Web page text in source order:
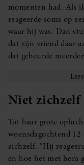
momenten had. Als
reageerde soms op
waar hij was. Dan
dat zijn vriend daar
dat gebeurde
Niet zichzelf
Tot haar grote
woensdagochtend
zichzelf. “Hij
en hoe het met hem